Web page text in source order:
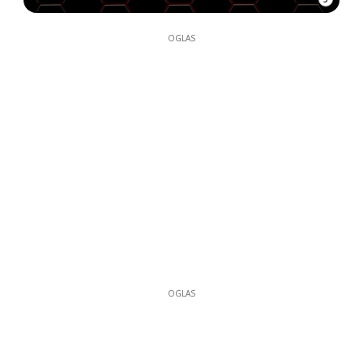
OGLAS
OGLAS